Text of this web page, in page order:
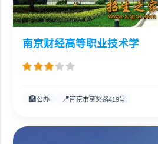
南京财经高等职业技术学
🏫公办 📍南京市莫愁路419号